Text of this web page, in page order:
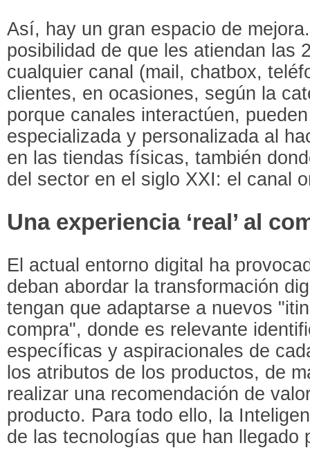
Así, hay un gran espacio de
posibilidad de que les atiendan las
cualquier canal (mail, chatbox,
clientes, en ocasiones, según la
porque canales interactúen,
especializada y personalizada al
en las tiendas físicas, también
del sector en el siglo XXI: el canal
Una experiencia ‘real’ al
El actual entorno digital ha
deban abordar la transformación
tengan que adaptarse a nuevos
compra", donde es relevante
específicas y aspiracionales de
los atributos de los productos, de
realizar una recomendación de
producto. Para todo ello, la
de las tecnologías que han llegado